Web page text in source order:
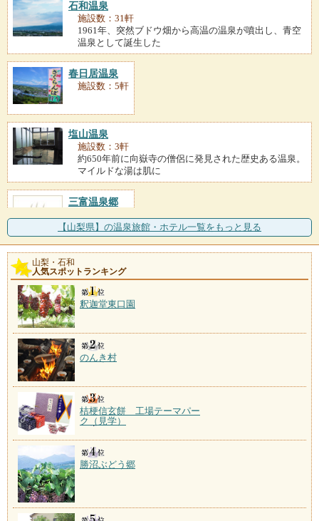
石和温泉
施設数：31軒
1961年、突然ブドウ畑から高温の温泉が噴出し、青空
温泉として誕生した
春日居温泉
施設数：5軒
塩山温泉
施設数：3軒
約650年前に向嶽寺の僧侶に発見された歴史ある温泉。
マイルドな湯は肌に
三富温泉郷
【山梨県】の温泉旅館・ホテル一覧をもっと見る
山梨・石和
人気スポットランキング
釈迦堂東口園
のんき村
桔梗信玄餅 工場テーマパー
ク（見学）
勝沼ぶどう郷